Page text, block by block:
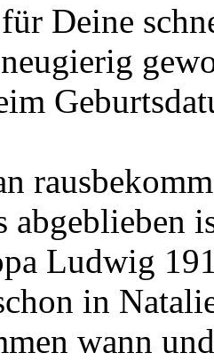
Deine
abgeblieben
Ludwig
in
wann